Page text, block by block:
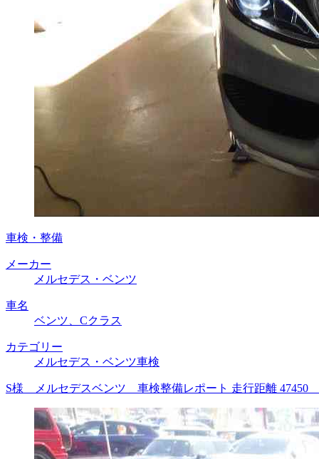
車検・整備
メーカー
メルセデス・ベンツ
車名
ベンツ、Cクラス
カテゴリー
メルセデス・ベンツ車検
S様 メルセデスベンツ 車検整備レポート 走行距離 47450